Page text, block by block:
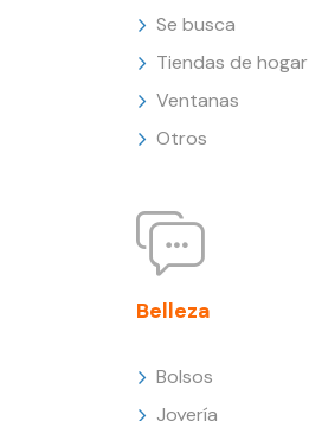
Se busca
Tiendas de hogar
Ventanas
Otros
Belleza
Bolsos
Joyería